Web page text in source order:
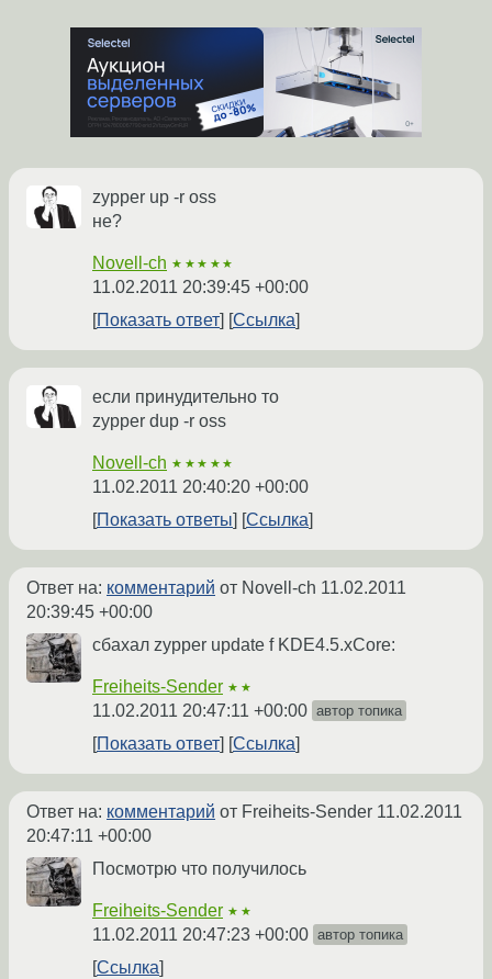
zypper up -r oss
не?
Novell-ch ★★★★★
11.02.2011 20:39:45 +00:00
Показать ответ
Ссылка
если принудительно то
zypper dup -r oss
Novell-ch ★★★★★
11.02.2011 20:40:20 +00:00
Показать ответы
Ссылка
Ответ на: комментарий от Novell-ch 11.02.2011
20:39:45 +00:00
сбахал zypper update f KDE4.5.xCore:
Freiheits-Sender ★★
11.02.2011 20:47:11 +00:00 автор топика
Показать ответ Ссылка
Ответ на: комментарий от Freiheits-Sender 11.02.2011
20:47:11 +00:00
Посмотрю что получилось
Freiheits-Sender ★★
11.02.2011 20:47:23 +00:00 автор топика
Ссылка